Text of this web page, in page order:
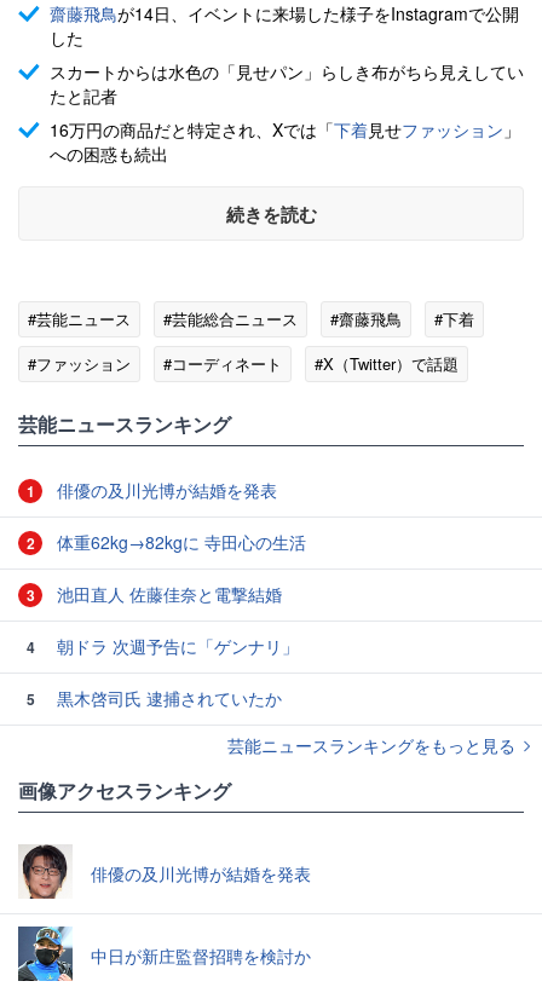
齋藤飛鳥が14日、イベントに来場した様子をInstagramで公開
した
スカートからは水色の「見せパン」らしき布がちら見えしてい
たと記者
16万円の商品だと特定され、Xでは「下着見せファッション 」
への困惑も続出
続きを読む
#芸能ニュース #芸能総合ニュース #齋藤飛鳥
#下着
#ファッション
#コーディネート #X（Twitter）で話題
芸能ニュースランキング
1 俳優の及川光博が結婚を発表
2 体重62kg→82kgに 寺田心の生活
3 池田直人 佐藤佳奈と電撃結婚
4 朝ドラ 次週予告に「ゲンナリ」
5
黒木啓司氏 逮捕されていたか
芸能ニュースランキングをもっと見る
画像アクセスランキング
俳優の及川光博が結婚を発表
中日が新庄監督招聘を検討か